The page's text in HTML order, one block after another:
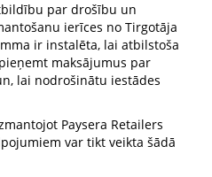
par drošību un
ierīces no Tirgotāja
ir instalēta, lai atbilstoša
maksājumus par
lai nodrošinātu iestādes
Paysera Retailers
var tikt veikta šādā